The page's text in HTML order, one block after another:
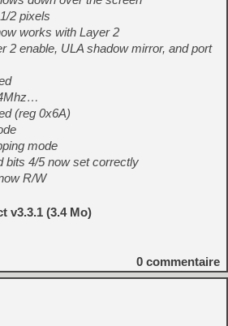
2 pixels
works with Layer 2
2 enable, ULA shadow mirror, and port
(reg 0x6A)
mode
bits 4/5 now set correctly
R/W
v3.3.1 (3.4 Mo)
0 commentaire